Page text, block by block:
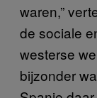
waren,”
de sociale
westerse
bijzonder